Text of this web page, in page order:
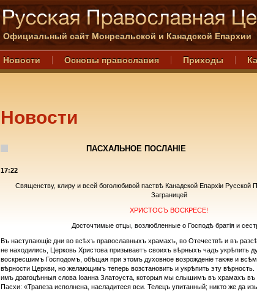
Официальный сайт Монреальской и Канадской Епархии
Новости Основы православия Приходы
Новости
ПАСХАЛЬНОЕ ПОСЛАНIЕ
17:22
Священству, клиру и всей боголюбивой паствѣ Канадской Епархiи Русской
Заграницей
ХРИСТОСЪ ВОСКРЕСЕ!
Досточтимые отцы, возлюбленные о Господѣ братiя и
Въ наступающіе дни во всѣхъ православныхъ храмахъ, во Отечествѣ и въ
не находились, Церковь Христова призываетъ своихъ вѣрныхъ чадъ укрѣпить
воскресшимъ Господомъ, обѣщая при этомъ духовное возрожденіе также и
вѣрности Церкви, но желающимъ теперь возстановить и укрѣпить эту
имъ драгоцѣнныя слова Іоанна Златоуста, которыя мы слышимъ въ храмахъ
Пасхи: «Трапеза исполнена, насладитеся вси. Телецъ упитанный; никто же да